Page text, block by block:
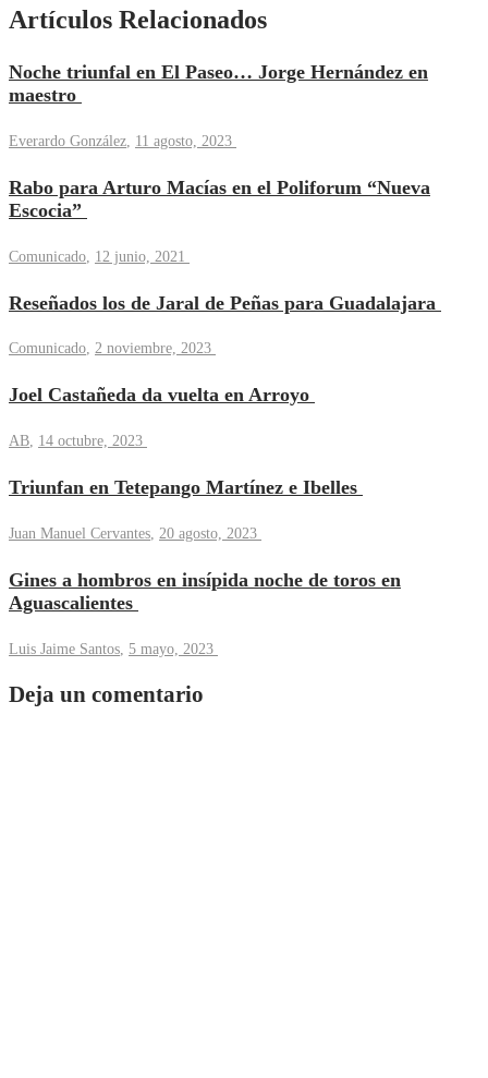
Artículos Relacionados
Noche triunfal en El Paseo… Jorge Hernández en
maestro
Everardo González 11 agosto, 2023
Rabo para Arturo Macías en el Poliforum “Nueva
Escocia”
Comunicado 12 junio, 2021
Reseñados los de Jaral de Peñas para Guadalajara
Comunicado, 2 noviembre, 2023
Joel Castañeda da vuelta en Arroyo
AB, 14 octubre, 2023
Triunfan en Tetepango Martínez e Ibelles
Juan Manuel Cervantes, 20 agosto, 2023
Gines a hombros en insípida noche de toros en
Aguascalientes
Luis Jaime Santos, 5 mayo, 2023
Deja un comentario